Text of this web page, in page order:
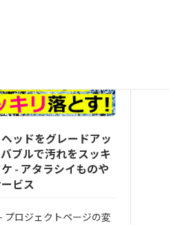
ッドをグレードアッ
ブルで汚れをスッキ
- アタラシイものや
ビス
ロジェクトページの変